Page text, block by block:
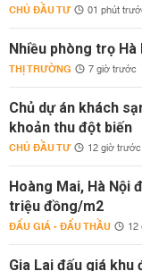
CHỦ ĐẦU TƯ 01 phút
Nhiều phòng trọ Hà
THỊ TRƯỜNG 7 giờ trước
Chủ dự án khách
khoản thu đột biến
CHỦ ĐẦU TƯ 12 giờ trước
Hoàng Mai, Hà Nội
triệu đồng/m2
ĐẤU GIÁ - ĐẤU THẦU
Gia Lai đấu giá khu